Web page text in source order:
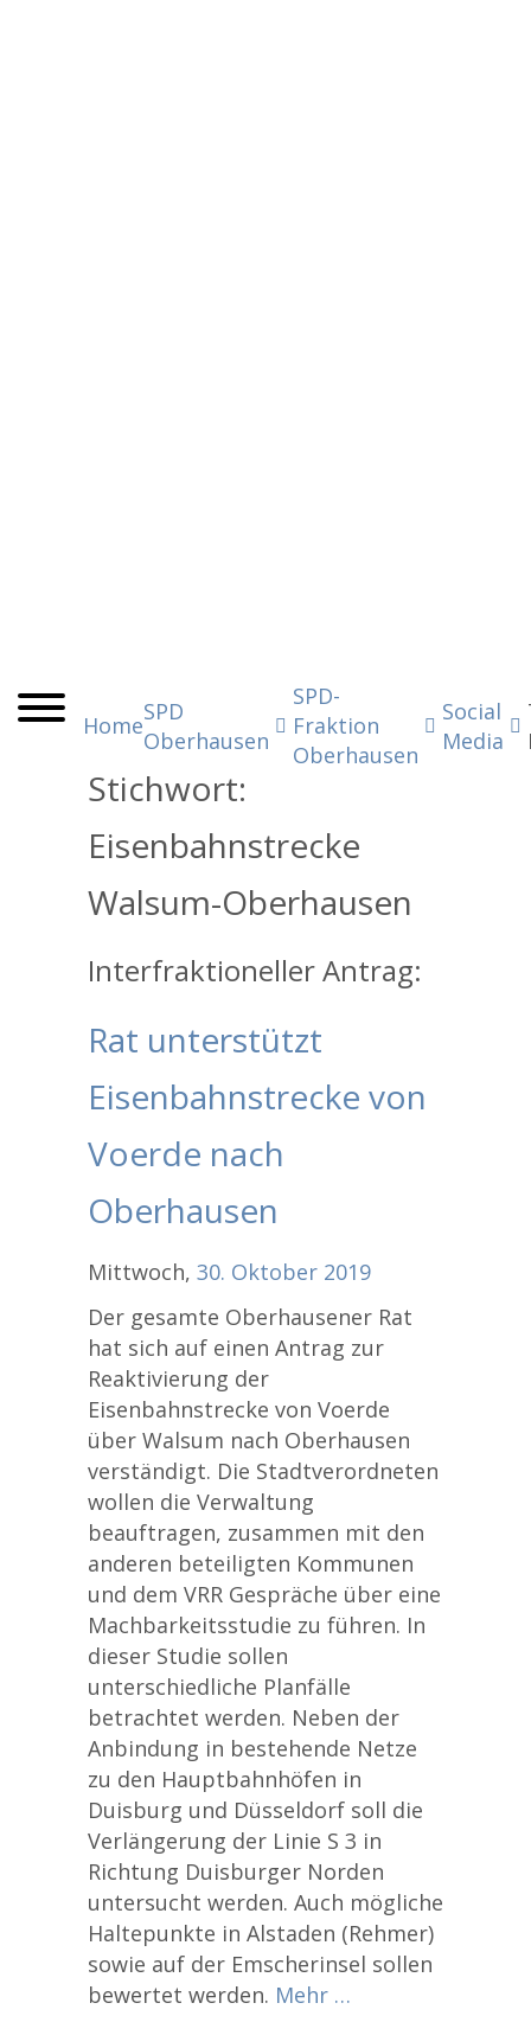
Home
SPD
Oberhausen
SPD-
Fraktion
Oberhausen
Social
Media
Stichwort:
Eisenbahnstrecke
Walsum-Oberhausen
Interfraktioneller Antrag:
Rat unterstützt
Eisenbahnstrecke von
Voerde nach
Oberhausen
Mittwoch, 30. Oktober 2019
Der gesamte Oberhausener Rat
hat sich auf einen Antrag zur
Reaktivierung der
Eisenbahnstrecke von Voerde
über Walsum nach Oberhausen
verständigt. Die Stadtverordneten
wollen die Verwaltung
beauftragen, zusammen mit den
anderen beteiligten Kommunen
und dem VRR Gespräche über eine
Machbarkeitsstudie zu führen. In
dieser Studie sollen
unterschiedliche Planfälle
betrachtet werden. Neben der
Anbindung in bestehende Netze
zu den Hauptbahnhöfen in
Duisburg und Düsseldorf soll die
Verlängerung der Linie S 3 in
Richtung Duisburger Norden
untersucht werden. Auch mögliche
Haltepunkte in Alstaden (Rehmer)
sowie auf der Emscherinsel sollen
bewertet werden. Mehr …